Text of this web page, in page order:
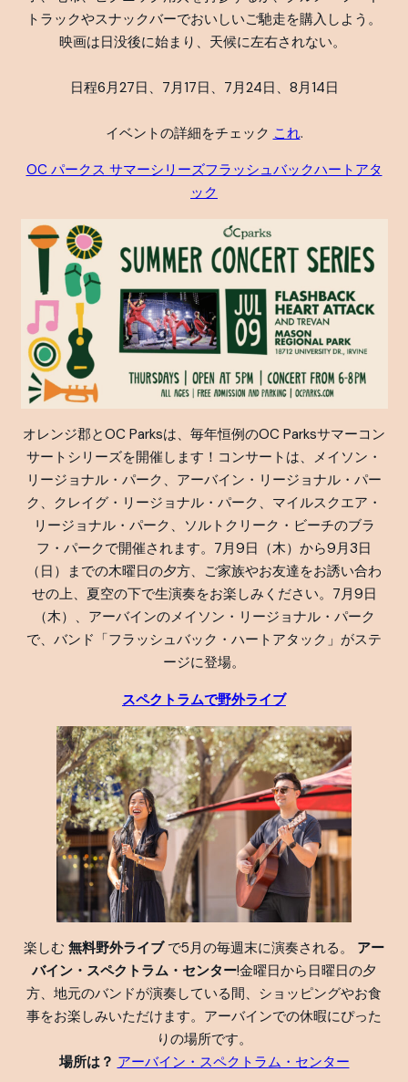
トラックやスナックバーでおいしいご馳走を購入しよう。
映画は日没後に始まり、天候に左右されない。
日程6月27日、7月17日、7月24日、8月14日
イベントの詳細をチェック これ.
OC パークス サマーシリーズフラッシュバックハートアタ
ック
オレンジ郡とOC Parksは、毎年恒例のOC Parksサマーコン
サートシリーズを開催します！コンサートは、メイソン・
リージョナル・パーク、アーバイン・リージョナル・パー
ク、クレイグ・リージョナル・パーク、マイルスクエア・
リージョナル・パーク、ソルトクリーク・ビーチのブラ
フ・パークで開催されます。7月9日（木）から9月3日
（日）までの木曜日の夕方、ご家族やお友達をお誘い合わ
せの上、夏空の下で生演奏をお楽しみください。7月9日
（木）、アーバインのメイソン・リージョナル・パーク
で、バンド「フラッシュバック・ハートアタック」がステ
ージに登場。
スペクトラムで野外ライブ
楽しむ 無料野外ライブで5月の毎週末に演奏される。 アー
バイン・スペクトラム・センター!金曜日から日曜日の夕
方、地元のバンドが演奏している間、ショッピングやお食
事をお楽しみいただけます。アーバインでの休暇にぴった
りの場所です。
場所は？ アーバイン・スペクトラム・センター